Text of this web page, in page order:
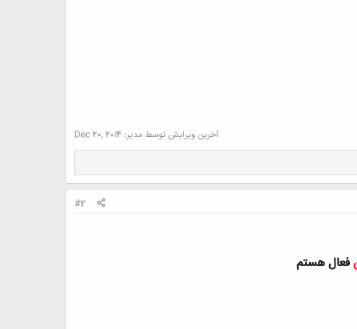
آخرین ویرایش توسط مدیر: Dec 20, 2014
#2
فعال هستم